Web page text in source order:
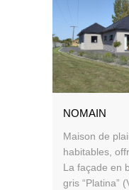
NOMAIN
Maison de
habitables,
La façade en
gris “Platina”